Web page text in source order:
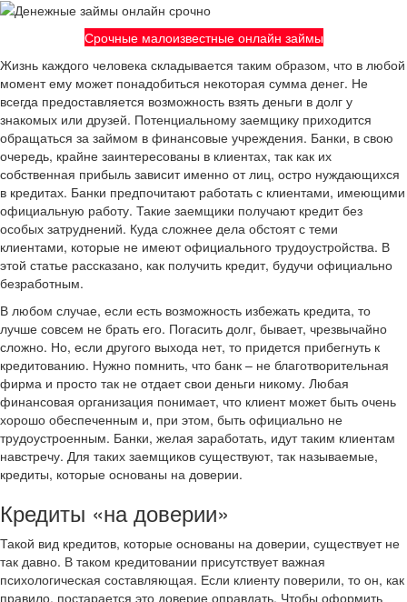
Срочные малоизвестные онлайн займы
Жизнь каждого человека складывается таким образом, что в любой
момент ему может понадобиться некоторая сумма денег. Не
всегда предоставляется возможность взять деньги в долг у
знакомых или друзей. Потенциальному заемщику приходится
обращаться за займом в финансовые учреждения. Банки, в свою
очередь, крайне заинтересованы в клиентах, так как их
собственная прибыль зависит именно от лиц, остро нуждающихся
в кредитах. Банки предпочитают работать с клиентами, имеющими
официальную работу. Такие заемщики получают кредит без
особых затруднений. Куда сложнее дела обстоят с теми
клиентами, которые не имеют официального трудоустройства. В
этой статье рассказано, как получить кредит, будучи официально
безработным.
В любом случае, если есть возможность избежать кредита, то
лучше совсем не брать его. Погасить долг, бывает, чрезвычайно
сложно. Но, если другого выхода нет, то придется прибегнуть к
кредитованию. Нужно помнить, что банк – не благотворительная
фирма и просто так не отдает свои деньги никому. Любая
финансовая организация понимает, что клиент может быть очень
хорошо обеспеченным и, при этом, быть официально не
трудоустроенным. Банки, желая заработать, идут таким клиентам
навстречу. Для таких заемщиков существуют, так называемые,
кредиты, которые основаны на доверии.
Кредиты «на доверии»
Такой вид кредитов, которые основаны на доверии, существует не
так давно. В таком кредитовании присутствует важная
психологическая составляющая. Если клиенту поверили, то он, как
правило, постарается это доверие оправдать. Чтобы оформить